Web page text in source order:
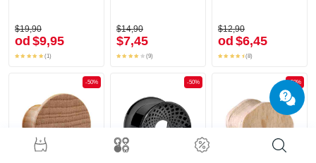
$19,90
od $9,95
(1)
$14,90
$7,45
(9)
$12,90
od $6,45
(8)
-50% -50% -50%